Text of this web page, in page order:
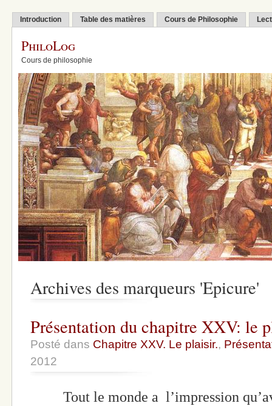
Introduction Table des matières Cours de Philosophie
PhiloLog
Cours de philosophie
Archives des marqueurs 'Epicure'
Présentation du chapitre XXV: le
Posté dans Chapitre XXV. Le plaisir.,
2012
Tout le monde a l’impression